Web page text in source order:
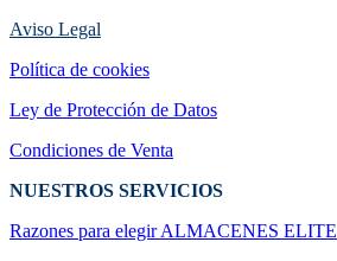
Aviso Legal
Política de cookies
Ley de Protección de Datos
Condiciones de Venta
NUESTROS SERVICIOS
Razones para elegir ALMACENES ELI​TE